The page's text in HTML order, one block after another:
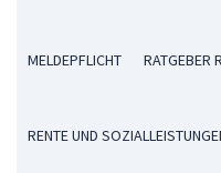
MELDEPFLICHT RATGEBER
RENTE UND